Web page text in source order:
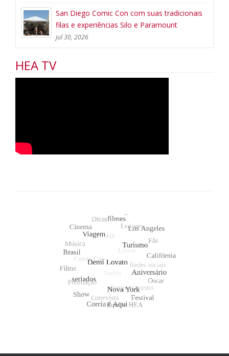
San Diego Comic Con com suas tradicionais
filas e experiências Silo e Paramount
jul 30, 2026
HEA TV